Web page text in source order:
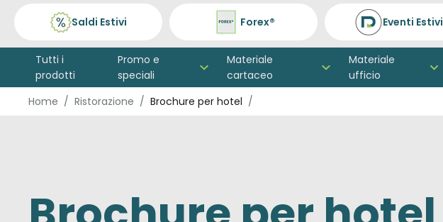
Saldi Estivi Forex® Eventi Estivi
Tutti i
prodotti
Promo e
speciali
Materiale
cartaceo
Materiale
ufficio
Home
Ristorazione Brochure per hotel